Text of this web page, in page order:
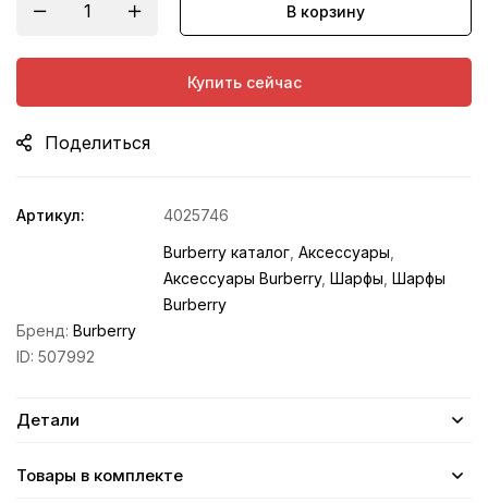
В корзину
Купить сейчас
Поделиться
Артикул:
4025746
Burberry каталог Аксессуары
Аксессуары Burberry, Шарфы Шарфы
Burberry
Бренд: Burberry
ID: 507992
Детали
Товары в комплекте